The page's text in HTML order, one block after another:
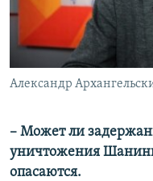
Александр
– Может ли
уничтожения
опасаются.